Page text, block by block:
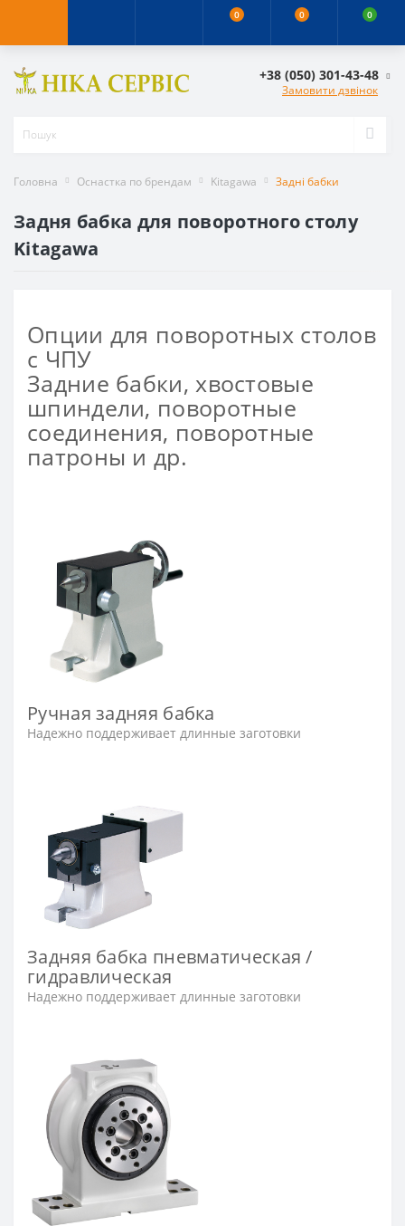
0 0 0
+38 (050) 301-43-48
Замовити дзвінок
Головна Оснастка по брендам Kitagawa Задні бабки
Задня бабка для поворотного столу
Kitagawa
Опции для поворотных столов
с ЧПУ
Задние бабки, хвостовые
шпиндели, поворотные
соединения, поворотные
патроны и др.
Ручная задняя бабка
Надежно поддерживает длинные заготовки
Задняя бабка пневматическая /
гидравлическая
Надежно поддерживает длинные заготовки